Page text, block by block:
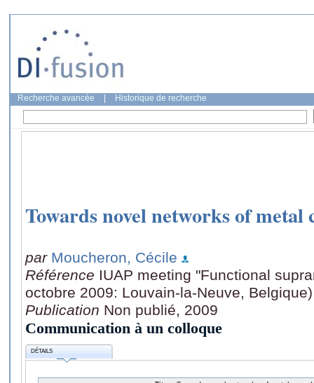
Recherche avancée Historique de recherche
Towards novel networks of metal
par Moucheron, Cécile
Référence IUAP meeting "Functional
octobre 2009: Louvain-la-Neuve, Belgique)
Publication Non publié, 2009
Communication à un colloque
DÉTAILS